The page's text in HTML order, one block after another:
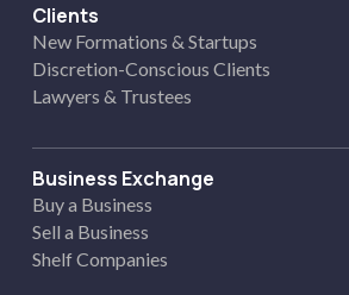
Clients
New Formations & Startups
Discretion-Conscious Clients
Lawyers & Trustees
Business Exchange
Buy a Business
Sell a Business
Shelf Companies